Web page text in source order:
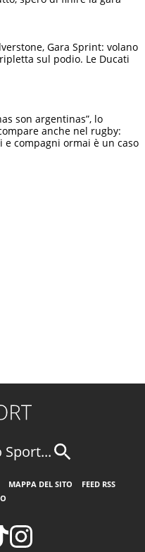
Gara Sprint: volano
sul podio. Le Ducati
son argentinas”, lo
anche nel rugby:
e compagni ormai è un caso
Sport...
MAPPA DEL SITO
FEED RSS